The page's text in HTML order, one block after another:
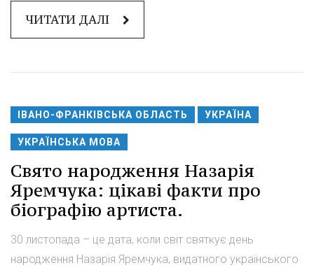
ЧИТАТИ ДАЛІ
ІВАНО-ФРАНКІВСЬКА ОБЛАСТЬ УКРАЇНА
УКРАЇНСЬКА МОВА
Свято народження Назарія
Яремчука: цікаві факти про
біографію артиста.
30 листопада – це дата, коли світ святкує день
народження Назарія Яремчука, видатного українського